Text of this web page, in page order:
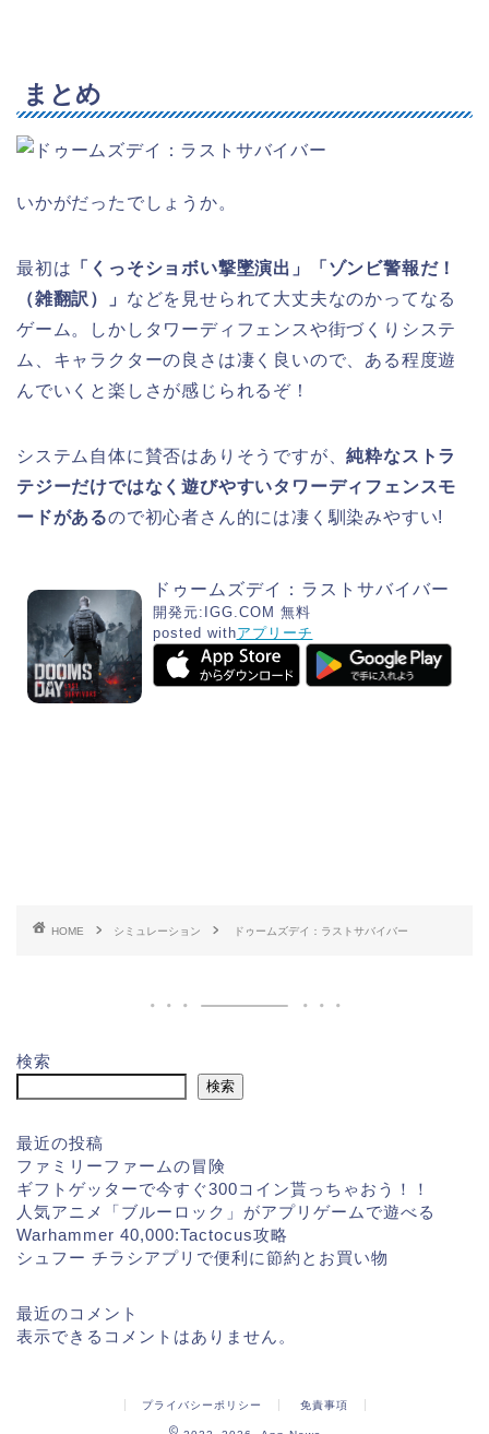
まとめ
いかがだったでしょうか。
最初は 「くっそショボい撃墜演出」「ゾンビ警報だ！
（雑翻訳）」 などを見せられて大丈夫なのかってなる
ゲーム。しかしタワーディフェンスや街づくりシステ
ム、キャラクターの良さは凄く良いので、ある程度遊
んでいくと楽しさが感じられるぞ！
システム自体に賛否はありそうですが、純粋なストラ
テジーだけではなく遊びやすいタワーディフェンスモ
ードがあるので初心者さん的には凄く馴染みやすい!
ドゥームズデイ：ラストサバイバー
開発元: IGG.COM 無料
posted withアプリーチ
HOME シミュレーション ドゥームズデイ：ラストサバイバー
検索
検索
最近の投稿
ファミリーファームの冒険
ギフトゲッターで今すぐ300コイン貰っちゃおう！！
人気アニメ「ブルーロック」がアプリゲームで遊べる
Warhammer 40,000:Tactocus攻略
シュフー チラシアプリで便利に節約とお買い物
最近のコメント
表示できるコメントはありません。
プライバシーポリシー 免責事項